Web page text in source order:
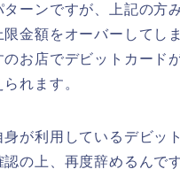
ーンですが、上記の方
限金額をオーバーしてし
お店でデビットカード
れます。
が利用しているデビッ
の上、再度辞めるんで